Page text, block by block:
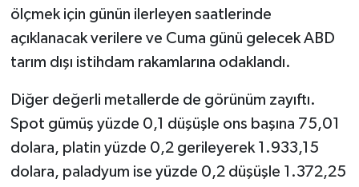
ölçmek için günün ilerleyen saatlerinde
açıklanacak verilere ve Cuma günü gelecek ABD
tarım dışı istihdam rakamlarına odaklandı.
Diğer değerli metallerde de görünüm zayıftı.
Spot gümüş yüzde 0,1 düşüşle ons başına 75,01
dolara, platin yüzde 0,2 gerileyerek 1.933,15
dolara, paladyum ise yüzde 0,2 düşüşle 1.372,25